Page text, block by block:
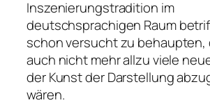
Inszenierungstradition im
deutschsprachigen Raum
schon versucht zu behaupten,
auch nicht mehr allzu viele
der Kunst der Darstellung
wären.